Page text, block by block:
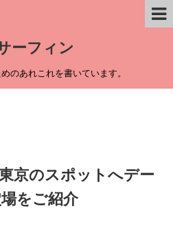
ーフィン
のあれこれを書いています。
京のスポットへデー
をご紹介